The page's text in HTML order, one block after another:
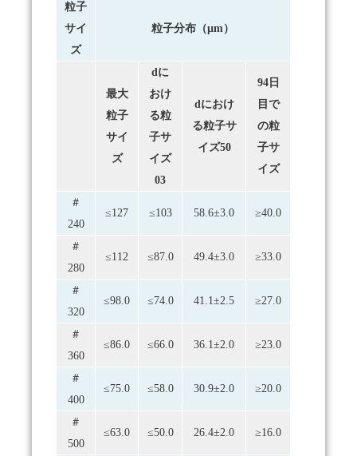
粒子
サイ
ズ
粒子分布（µm）
最大
粒子
サイ
ズ
dに
おけ
る粒
子サ
イズ
03
dにおけ
る粒子サ
イズ50
94日
目で
の粒
子サ
イズ
＃
240
≤127 ≤103 58.6±3.0 ≥40.0
＃
280
≤112 ≤87.0 49.4±3.0 ≥33.0
＃
320
≤98.0 ≤74.0 41.1±2.5 ≥27.0
＃
360
≤86.0 ≤66.0 36.1±2.0 ≥23.0
＃
400
≤75.0 ≤58.0 30.9±2.0 ≥20.0
＃
500
≤63.0 ≤50.0 26.4±2.0 ≥16.0